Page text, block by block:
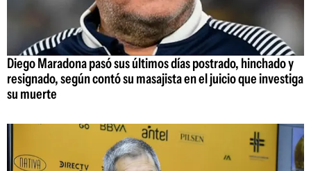
Diego Maradona pasó sus últimos días postrado, hinchado y
resignado, según contó su masajista en el juicio que investiga
su muerte